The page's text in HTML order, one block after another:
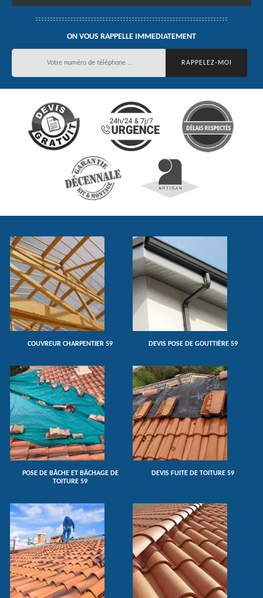
ON VOUS RAPPELLE IMMEDIATEMENT
COUVREUR CHARPENTIER 59 DEVIS POSE DE GOUTTIÈRE 59
POSE DE BÂCHE ET BÂCHAGE DE
TOITURE 59
DEVIS FUITE DE TOITURE 59